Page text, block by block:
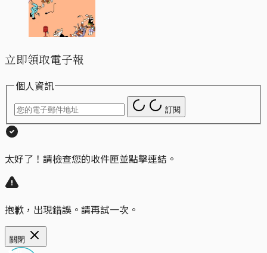
立即領取電子報
個人資訊
訂閱
太好了！請檢查您的收件匣並點擊連結。
抱歉，出現錯誤。請再試一次。
關閉